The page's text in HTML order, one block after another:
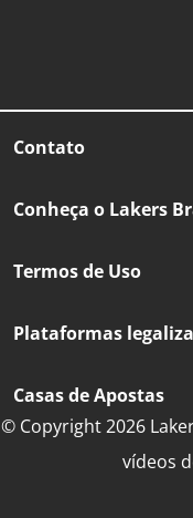
Contato
Conheça o Lakers
Termos de Uso
Plataformas
Casas de Apostas
© Copyright 2026
vídeos